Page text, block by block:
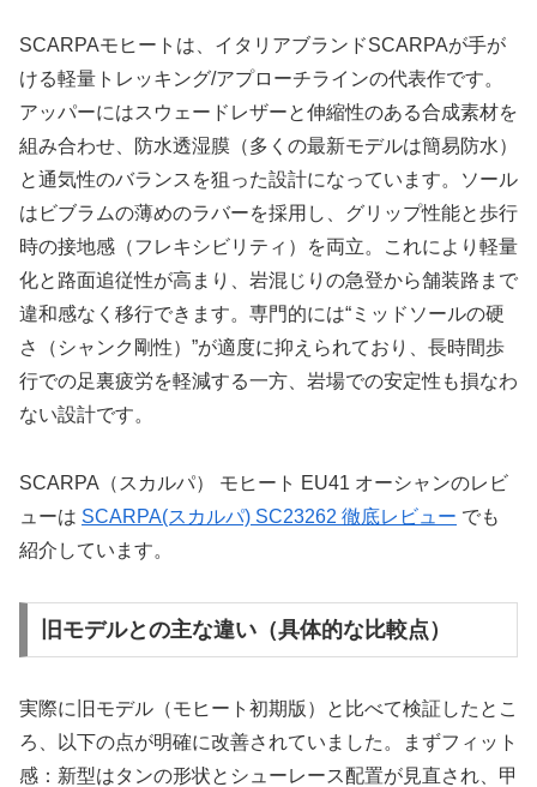
SCARPAモヒートは、イタリアブランドSCARPAが手が
ける軽量トレッキング/アプローチラインの代表作です。
アッパーにはスウェードレザーと伸縮性のある合成素材を
組み合わせ、防水透湿膜（多くの最新モデルは簡易防水）
と通気性のバランスを狙った設計になっています。ソール
はビブラムの薄めのラバーを採用し、グリップ性能と歩行
時の接地感（フレキシビリティ）を両立。これにより軽量
化と路面追従性が高まり、岩混じりの急登から舗装路まで
違和感なく移行できます。専門的には“ミッドソールの硬
さ（シャンク剛性）”が適度に抑えられており、長時間歩
行での足裏疲労を軽減する一方、岩場での安定性も損なわ
ない設計です。
SCARPA（スカルパ） モヒート EU41 オーシャンのレビ
ューは SCARPA(スカルパ) SC23262 徹底レビュー でも
紹介しています。
旧モデルとの主な違い（具体的な比較点）
実際に旧モデル（モヒート初期版）と比べて検証したとこ
ろ、以下の点が明確に改善されていました。まずフィット
感：新型はタンの形状とシューレース配置が見直され、甲